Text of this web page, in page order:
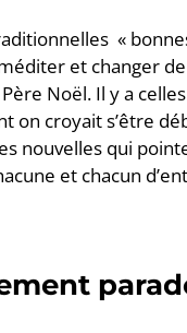
«
et changer
Noël. Il y a
on croyait s’être
nouvelles qui
et chacun